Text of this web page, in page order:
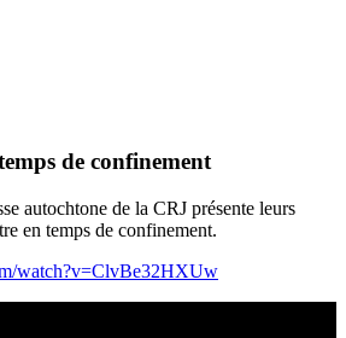
de confinement
autochtone de la CRJ présente leurs
en temps de confinement.
watch?v=ClvBe32HXUw